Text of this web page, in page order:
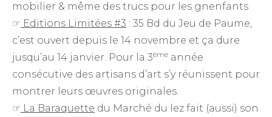
mobilier & même des trucs pour les gnenfants
☞ Editions Limitées #3 : 35 Bd du Jeu de Paume,
c’est ouvert depuis le 14 novembre et ça dure
jusqu’au 14 janvier. Pour la 3ème année
consécutive des artisans d’art s’y réunissent pour
montrer leurs œuvres originales.
☞ La Baraquette du Marché du lez fait (aussi) son